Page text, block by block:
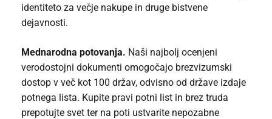
identiteto za večje nakupe in druge bistvene
dejavnosti.
Mednarodna potovanja. Naši najbolj ocenjeni
verodostojni dokumenti omogočajo brezvizumski
dostop v več kot 100 držav, odvisno od države izdaje
potnega lista. Kupite pravi potni list in brez truda
prepotujte svet ter na poti ustvarite nepozabne